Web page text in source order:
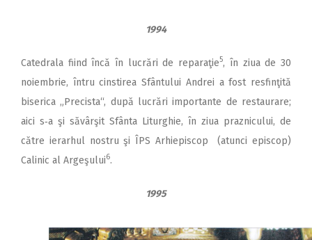
1994
Catedrala fiind încă în lucrări de reparaţie5, în ziua de 30
noiembrie, întru cinstirea Sfântului Andrei a fost resfinţită
biserica „Precista“, după lucrări importante de restaurare;
aici s‑a şi săvârşit Sfânta Liturghie, în ziua praznicului, de
către ierarhul nostru şi ÎPS Arhiepiscop (atunci episcop)
Calinic al Argeşului6.
1995